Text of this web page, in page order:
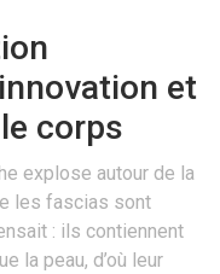
et
corps
explose autour de la
les fascias sont
: ils contiennent
la peau, d’où leur